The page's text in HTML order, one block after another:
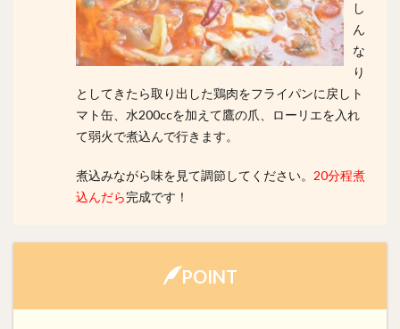
し
ん
な
り
としてきたら取り出した鶏肉をフライパンに戻しト
マト缶、水200ccを加えて鷹の爪、ローリエを入れ
て弱火で煮込んで行きます。
煮込みながら味を見て調節してください。 20分程煮
込んだら 完成です！
POINT